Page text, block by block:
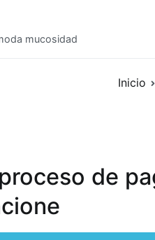
mucosidad
Inicio
de